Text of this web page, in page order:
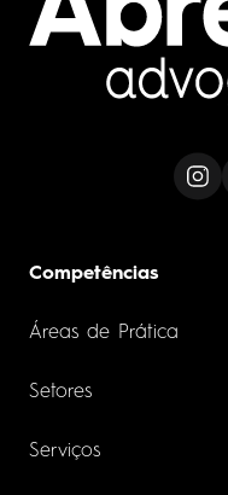
Competências
Áreas de Prática
Setores
Serviços